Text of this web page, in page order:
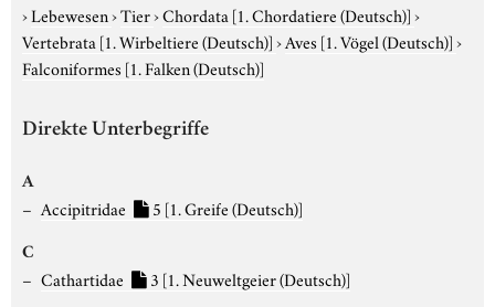
›Lebewesen›Tier›Chordata [1. Chordatiere (Deutsch)]›
Vertebrata [1. Wirbeltiere (Deutsch)]›Aves [1. Vögel (Deutsch)]›
Falconiformes [1. Falken (Deutsch)]
Direkte Unterbegriffe
A
Accipitridae 5 [1. Greife (Deutsch)]
C
Cathartidae 3 [1. Neuweltgeier (Deutsch)]